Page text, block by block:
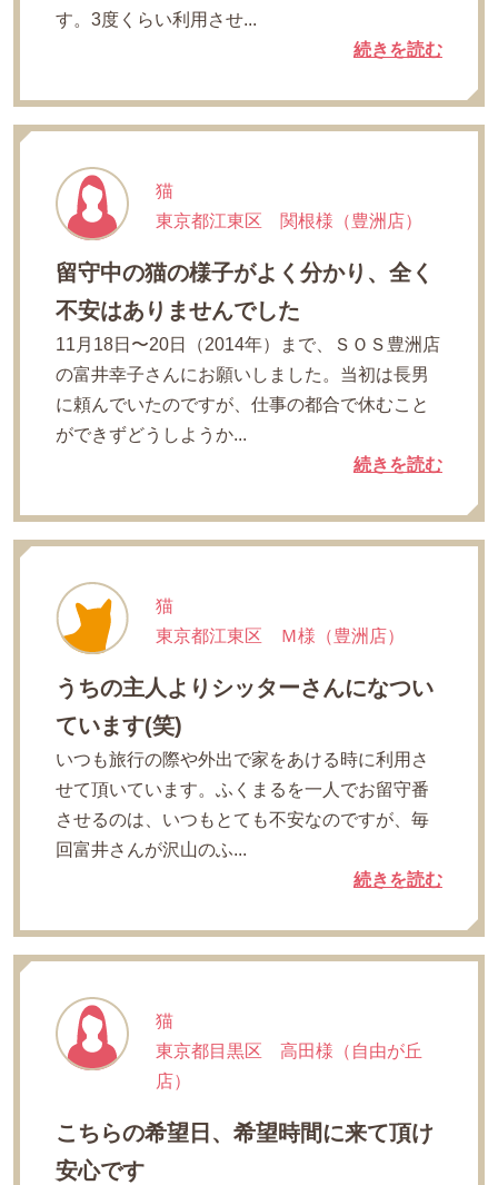
す。3度くらい利用させ...
続きを読む
猫
東京都江東区 関根様（豊洲店）
留守中の猫の様子がよく分かり、全く
不安はありませんでした
11月18日〜20日（2014年）まで、ＳＯＳ豊洲店
の富井幸子さんにお願いしました。当初は長男
に頼んでいたのですが、仕事の都合で休むこと
ができずどうしようか...
続きを読む
猫
東京都江東区 Ｍ様（豊洲店）
うちの主人よりシッターさんになつい
ています(笑)
いつも旅行の際や外出で家をあける時に利用さ
せて頂いています。ふくまるを一人でお留守番
させるのは、いつもとても不安なのですが、毎
回富井さんが沢山のふ...
続きを読む
猫
東京都目黒区 高田様（自由が丘
店）
こちらの希望日、希望時間に来て頂け
安心です